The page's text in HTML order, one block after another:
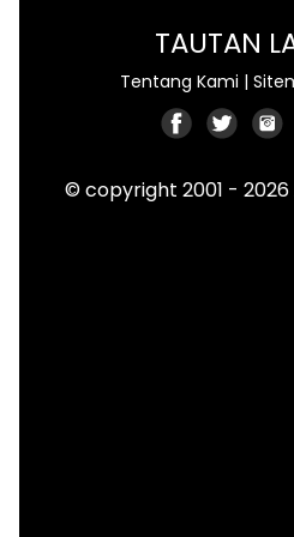
TAUTAN
Tentang Kami |
© copyright 2001 - 2026